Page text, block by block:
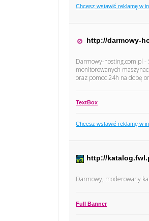
Chcesz wstawić reklamę w
http://darmowy-
Darmowy-hosting.com.pl
monitorowanych
oraz pomoc 24h na dobę
TextBox
Chcesz wstawić reklamę w
http://
Darmowy, moderowany
Full Banner